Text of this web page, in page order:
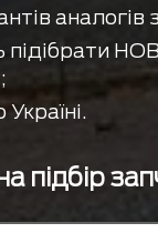
аналогів
підібрати
підбір